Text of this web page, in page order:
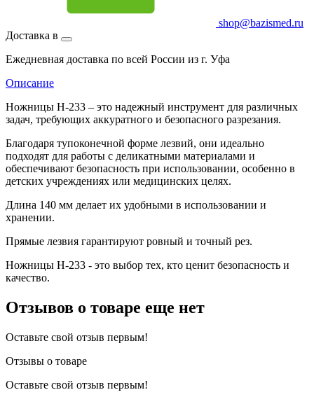
shop@bazismed.ru
Доставка в
Ежедневная доставка по всей России из г. Уфа
Описание
Ножницы Н-233 – это надежный инструмент для различных
задач, требующих аккуратного и безопасного разрезания.
Благодаря тупоконечной форме лезвий, они идеально
подходят для работы с деликатными материалами и
обеспечивают безопасность при использовании, особенно в
детских учреждениях или медицинских целях.
Длина 140 мм делает их удобными в использовании и
хранении.
Прямые лезвия гарантируют ровный и точный рез.
Ножницы Н-233 - это выбор тех, кто ценит безопасность и
качество.
Отзывов о товаре еще нет
Оставьте свой отзыв первым!
Отзывы о товаре
Оставьте свой отзыв первым!